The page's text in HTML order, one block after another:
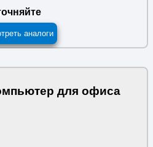
аналоги
для офиса